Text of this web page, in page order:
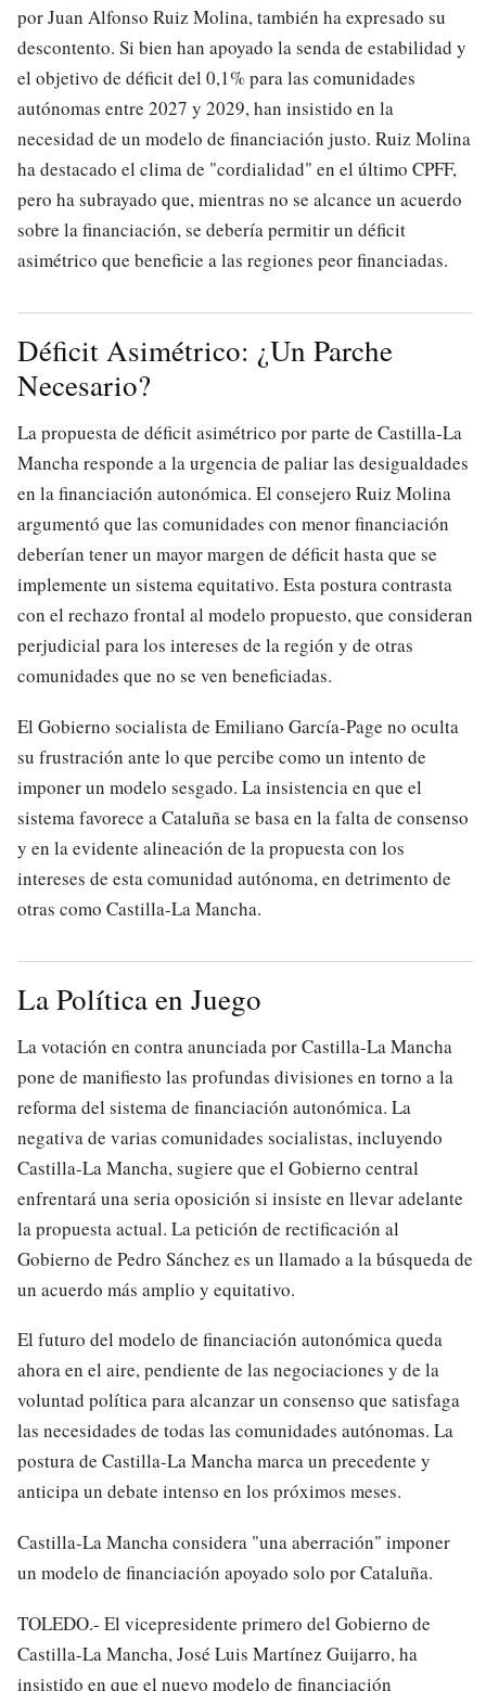
por Juan Alfonso Ruiz Molina, también ha expresado su
descontento. Si bien han apoyado la senda de estabilidad y
el objetivo de déficit del 0,1% para las comunidades
autónomas entre 2027 y 2029, han insistido en la
necesidad de un modelo de financiación justo. Ruiz Molina
ha destacado el clima de "cordialidad" en el último CPFF,
pero ha subrayado que, mientras no se alcance un acuerdo
sobre la financiación, se debería permitir un déficit
asimétrico que beneficie a las regiones peor financiadas.
Déficit Asimétrico: ¿Un Parche
Necesario?
La propuesta de déficit asimétrico por parte de Castilla-La
Mancha responde a la urgencia de paliar las desigualdades
en la financiación autonómica. El consejero Ruiz Molina
argumentó que las comunidades con menor financiación
deberían tener un mayor margen de déficit hasta que se
implemente un sistema equitativo. Esta postura contrasta
con el rechazo frontal al modelo propuesto, que consideran
perjudicial para los intereses de la región y de otras
comunidades que no se ven beneficiadas.
El Gobierno socialista de Emiliano García-Page no oculta
su frustración ante lo que percibe como un intento de
imponer un modelo sesgado. La insistencia en que el
sistema favorece a Cataluña se basa en la falta de consenso
y en la evidente alineación de la propuesta con los
intereses de esta comunidad autónoma, en detrimento de
otras como Castilla-La Mancha.
La Política en Juego
La votación en contra anunciada por Castilla-La Mancha
pone de manifiesto las profundas divisiones en torno a la
reforma del sistema de financiación autonómica. La
negativa de varias comunidades socialistas, incluyendo
Castilla-La Mancha, sugiere que el Gobierno central
enfrentará una seria oposición si insiste en llevar adelante
la propuesta actual. La petición de rectificación al
Gobierno de Pedro Sánchez es un llamado a la búsqueda de
un acuerdo más amplio y equitativo.
El futuro del modelo de financiación autonómica queda
ahora en el aire, pendiente de las negociaciones y de la
voluntad política para alcanzar un consenso que satisfaga
las necesidades de todas las comunidades autónomas. La
postura de Castilla-La Mancha marca un precedente y
anticipa un debate intenso en los próximos meses.
Castilla-La Mancha considera "una aberración" imponer
un modelo de financiación apoyado solo por Cataluña.
TOLEDO.- El vicepresidente primero del Gobierno de
Castilla-La Mancha, José Luis Martínez Guijarro, ha
insistido en que el nuevo modelo de financiación